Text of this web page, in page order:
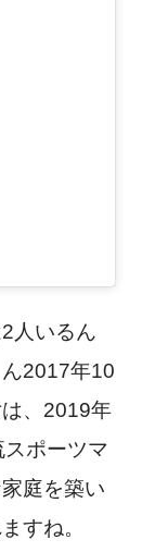
人いるん
2017年10
、2019年
ポーツマ
庭を築い
すね。